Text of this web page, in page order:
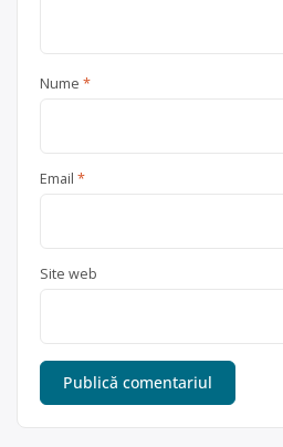
Nume *
Email *
Site web